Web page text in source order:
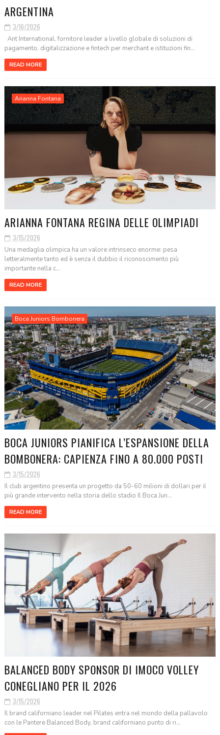
ARGENTINA
3/16/2026
Ant International, fornitore leader a livello globale di soluzioni di
pagamento, digitalizzazione e fintech per merchant e istituzioni fin...
READ MORE
Arianna Fontana
ARIANNA FONTANA REGINA DELLE OLIMPIADI
3/15/2026
Una medaglia olimpica ha un valore intrinseco enorme: pesa
letteralmente tanto ed è senza il dubbio il riconoscimento più
importante nella c...
READ MORE
Boca Juniors Bombonera
BOCA JUNIORS PIANIFICA L’ESPANSIONE DELLA
BOMBONERA: CAPIENZA FINO A 80.000 POSTI
3/15/2026
Il club argentino presenta un progetto da 50-60 milioni di dollari per il
più grande intervento nella storia dello stadio Il Boca Jun...
READ MORE
BALANCED BODY SPONSOR DI IMOCO VOLLEY
CONEGLIANO PER IL 2026
3/15/2026
Il brand californiano leader nel Pilates entra nel mondo della pallavolo
con le Pantere Balanced Body, brand californiano punto di ri...